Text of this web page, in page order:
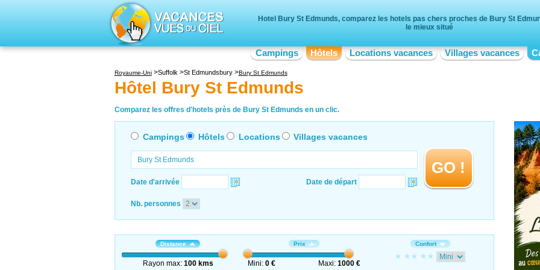
Hotel Bury St Edmunds, comparez les hotels pas chers proches de Bury St
le mieux situé
Campings Hôtels Locations vacances Villages vacances
Royaume-Uni Suffolk St Edmundsbury Bury St Edmunds
Hôtel Bury St Edmunds
Comparez les offres d'hotels près de Bury St Edmunds en un clic.
Campings Hôtels Locations Villages vacances
Date d'arrivée Date de départ
GO !
Nb. personnes
Distance
Rayon max: 100 kms
Prix
Mini:0 € Maxi: 1000 €
Confort